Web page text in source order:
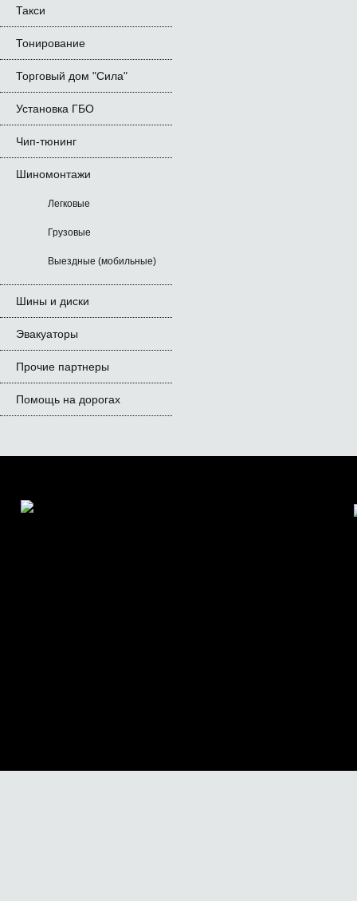
Такси
Тонирование
Торговый дом "Сила"
Установка ГБО
Чип-тюнинг
Шиномонтажи
Легковые
Грузовые
Выездные (мобильные)
Шины и диски
Эвакуаторы
Прочие партнеры
Помощь на дорогах